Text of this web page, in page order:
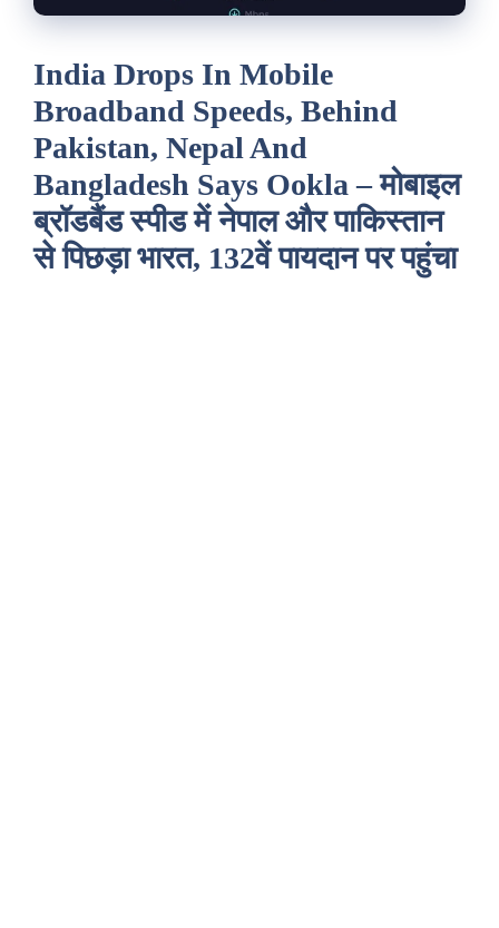
India Drops In Mobile
Broadband Speeds, Behind
Pakistan, Nepal And
Bangladesh Says Ookla – मोबाइल
ब्रॉडबैंड स्पीड में नेपाल और पाकिस्तान
से पिछड़ा भारत, 132वें पायदान पर पहुंचा